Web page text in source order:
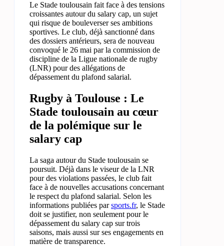
Le Stade toulousain fait face à des tensions
croissantes autour du salary cap, un sujet
qui risque de bouleverser ses ambitions
sportives. Le club, déjà sanctionné dans
des dossiers antérieurs, sera de nouveau
convoqué le 26 mai par la commission de
discipline de la Ligue nationale de rugby
(LNR) pour des allégations de
dépassement du plafond salarial.
Rugby à Toulouse : Le
Stade toulousain au cœur
de la polémique sur le
salary cap
La saga autour du Stade toulousain se
poursuit. Déjà dans le viseur de la LNR
pour des violations passées, le club fait
face à de nouvelles accusations concernant
le respect du plafond salarial. Selon les
informations publiées parsports.fr, le Stade
doit se justifier, non seulement pour le
dépassement du salary cap sur trois
saisons, mais aussi sur ses engagements en
matière de transparence.